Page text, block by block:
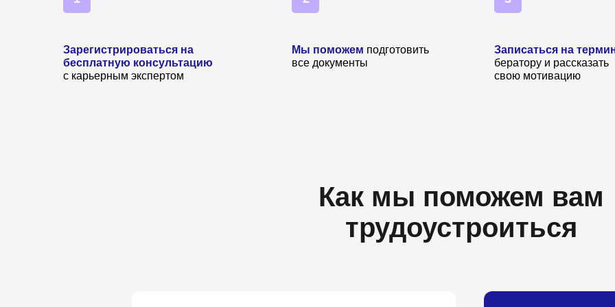
Зарегистрироваться на
бесплатную консультацию
с карьерным экспертом
Мы поможем подготовить
все документы
Записаться на
бератору и рассказать
свою мотивацию
Как мы поможем вам
трудоустроиться